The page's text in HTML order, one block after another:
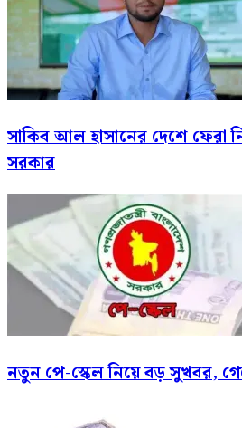
সাকিব আল হাসানের দেশে ফেরা
সরকার
নতুন পে-স্কেল নিয়ে বড় সুখবর,